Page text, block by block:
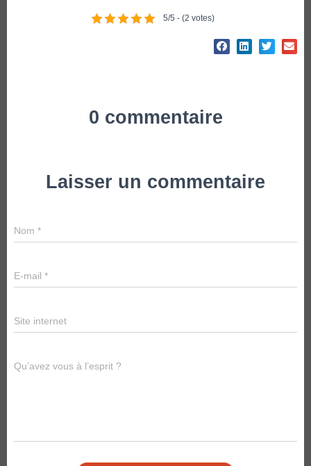
5/5 - (2 votes)
0 commentaire
Laisser un commentaire
Nom *
E-mail *
Site internet
Qu’avez vous à l’esprit ?